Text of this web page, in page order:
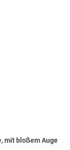
mit bloßem Auge